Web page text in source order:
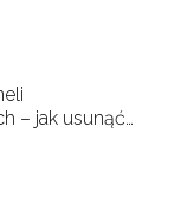
– jak usunąć